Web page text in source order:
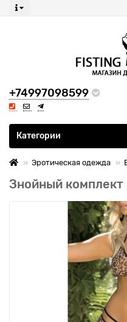
+74997098599
Все категории
Категории
Эротическая одежда
Знойный комплект